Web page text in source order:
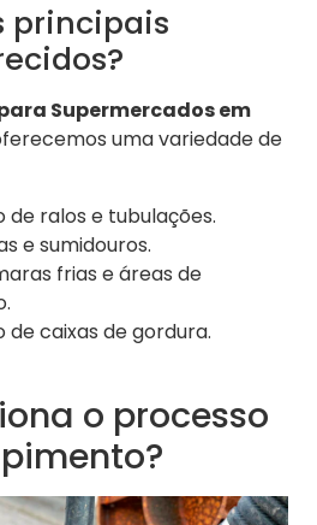
principais
Supermercados em
uma variedade de
ralos e tubulações.
e sumidouros.
frias e áreas de
caixas de gordura.
o processo